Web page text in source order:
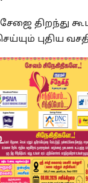
திறந்து
புதிய